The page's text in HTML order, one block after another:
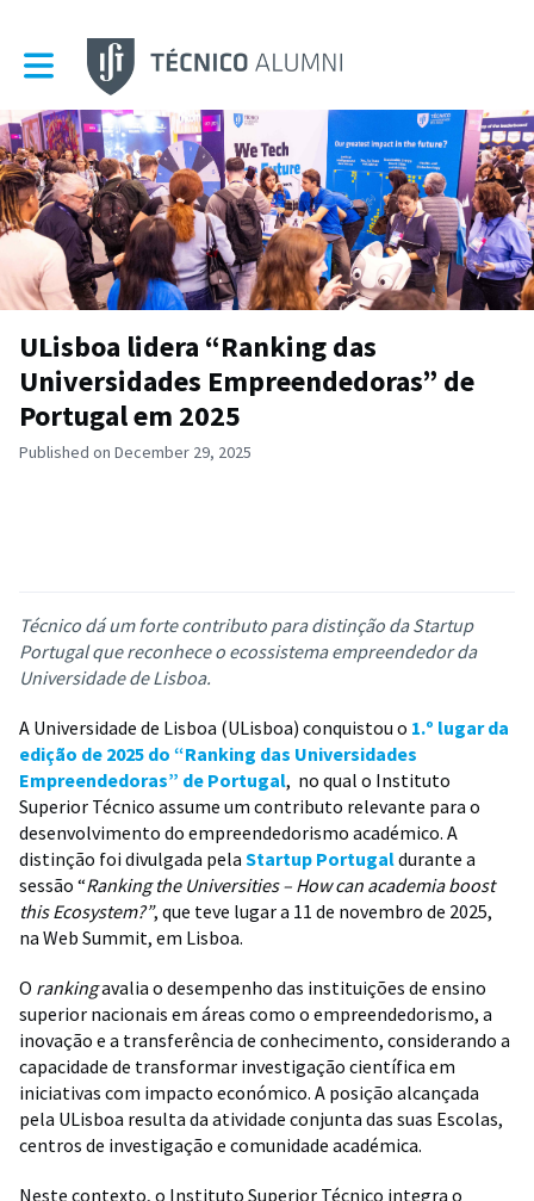
Toggle main navigation
ULisboa lidera “Ranking das
Universidades Empreendedoras” de
Portugal em 2025
Published on December 29, 2025
Técnico dá um forte contributo para distinção da Startup
Portugal que reconhece o ecossistema empreendedor da
Universidade de Lisboa.
A Universidade de Lisboa (ULisboa) conquistou o 1.º lugar da
edição de 2025 do “Ranking das Universidades
Empreendedoras” de Portugal, no qual o Instituto
Superior Técnico assume um contributo relevante para o
desenvolvimento do empreendedorismo académico. A
distinção foi divulgada pela Startup Portugaldurante a
sessão “Ranking the Universities – How can academia boost
this Ecosystem?”, que teve lugar a 11 de novembro de 2025,
na Web Summit, em Lisboa.
O rankingavalia o desempenho das instituições de ensino
superior nacionais em áreas como o empreendedorismo, a
inovação e a transferência de conhecimento, considerando a
capacidade de transformar investigação científica em
iniciativas com impacto económico. A posição alcançada
pela ULisboa resulta da atividade conjunta das suas Escolas,
centros de investigação e comunidade académica.
Neste contexto, o Instituto Superior Técnico integra o